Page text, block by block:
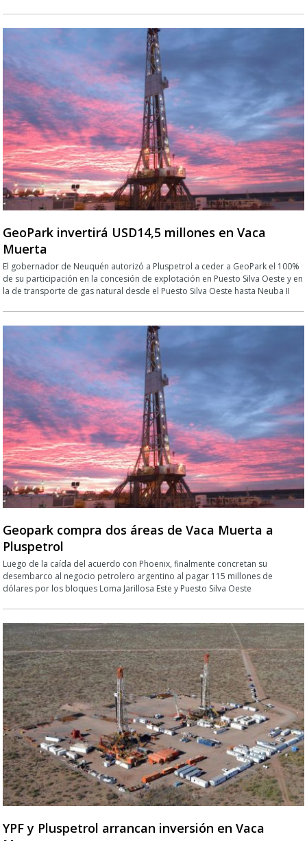
GeoPark invertirá USD14,5 millones en Vaca
Muerta
El gobernador de Neuquén autorizó a Pluspetrol a ceder a GeoPark el 100%
de su participación en la concesión de explotación en Puesto Silva Oeste y en
la de transporte de gas natural desde el Puesto Silva Oeste hasta Neuba II
Geopark compra dos áreas de Vaca Muerta a
Pluspetrol
Luego de la caída del acuerdo con Phoenix, finalmente concretan su
desembarco al negocio petrolero argentino al pagar 115 millones de
dólares por los bloques Loma Jarillosa Este y Puesto Silva Oeste
YPF y Pluspetrol arrancan inversión en Vaca